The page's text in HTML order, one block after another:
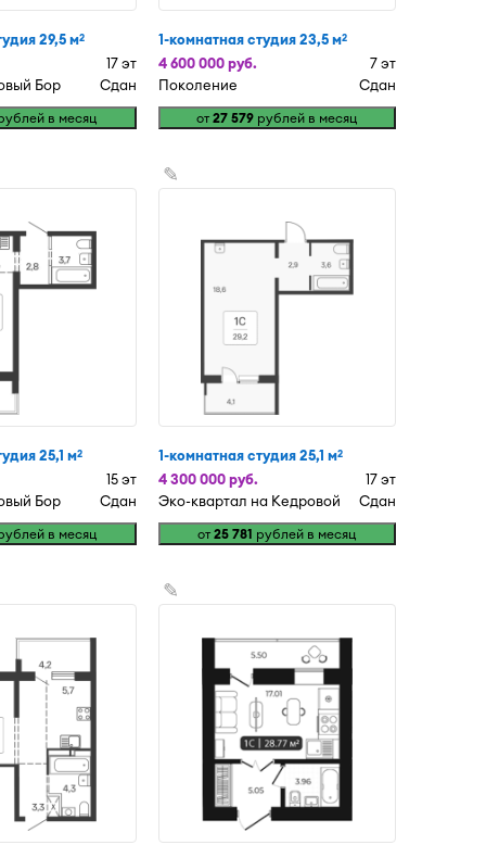
29,5 м2
17 эт
Бор
Сдан
в месяц
1-комнатная студия 23,5 м2
4 600 000 руб.
7 эт
Поколение
Сдан
от27 579 рублей в месяц
25,1 м2
15 эт
Бор
Сдан
в месяц
✎
1-комнатная студия 25,1 м2
4 300 000 руб.
17 эт
Эко-квартал на Кедровой
Сдан
от25 781 рублей в месяц
✎